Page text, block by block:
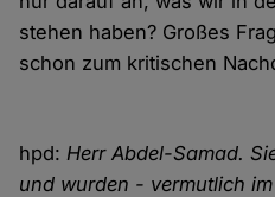
stehen haben? Großes
schon zum kritischen
hpd:Herr Abdel-Samad.
und wurden - vermutlich